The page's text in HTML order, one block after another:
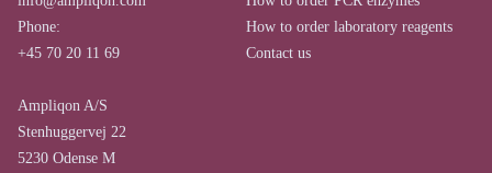
Phone:
+45 70 20 11 69
Ampliqon A/S
Stenhuggervej 22
5230 Odense M
How to order laboratory reagents
Contact us